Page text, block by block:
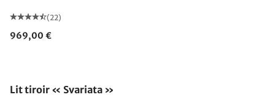
(22)
969,00 €
Lit tiroir « Svariata »